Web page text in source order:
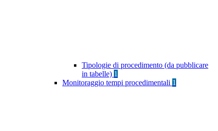
Tipologie di procedimento (da pubblicare
in tabelle) 1
Monitoraggio tempi procedimentali 1